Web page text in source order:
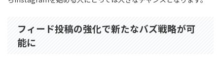
フィード投稿の強化で新たなバズ戦略が可
能に